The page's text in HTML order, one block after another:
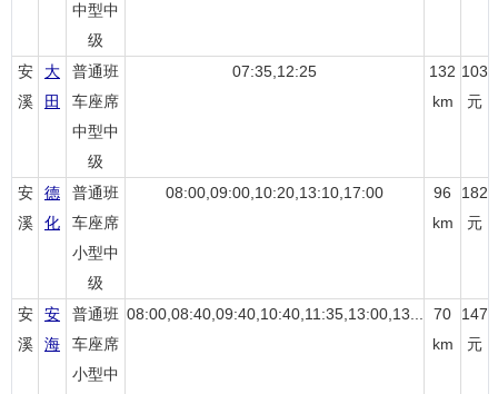
中型中
级
安
溪
大
田
普通班
车座席
中型中
级
07:35,12:25
132
km
103
元
安
溪
德
化
普通班
车座席
小型中
级
08:00,09:00,10:20,13:10,17:00
96
km
182
元
安
溪
安
海
普通班
车座席
小型中
08:00,08:40,09:40,10:40,11:35,13:00,13...
70
km
147
元